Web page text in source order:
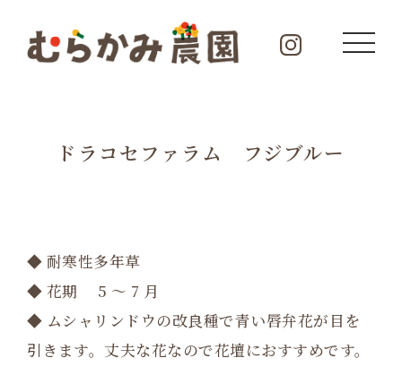
ドラコセファラム フジブルー
◆ 耐寒性多年草
◆ 花期 5 ～ 7 月
◆ ムシャリンドウの改良種で青い唇弁花が目を
引きます。丈夫な花なので花壇におすすめです。